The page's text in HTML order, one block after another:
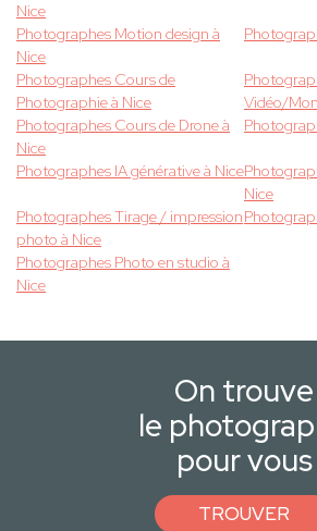
Nice
Photographes Motion design à
Nice
Photographes Cours de
Photographie à Nice
Vidéo/
Photographes Cours de Drone à
Nice
Photographes IA générative à Nice
Nice
Photographes Tirage / impression
photo à Nice
Photographes Photo en studio à
Nice
On trouve
le
pour vous
TROUVER